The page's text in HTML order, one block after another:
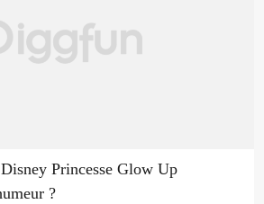
Princesse Glow Up
?